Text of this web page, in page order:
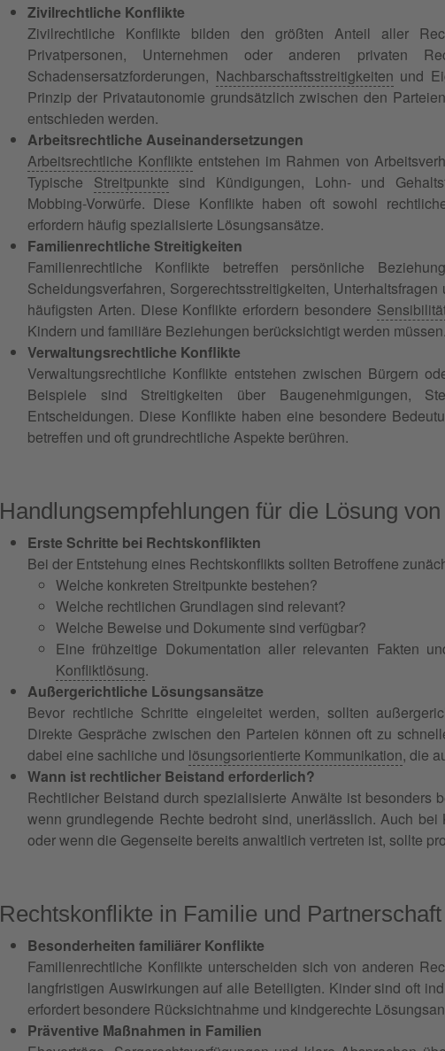
Zivilrechtliche Konflikte
Zivilrechtliche Konflikte bilden den größten Anteil aller
Privatpersonen, Unternehmen oder anderen privaten
Schadensersatzforderungen, Nachbarschaftsstreitigkeiten und
Prinzip der Privatautonomie grundsätzlich zwischen den
entschieden werden.
Arbeitsrechtliche Auseinandersetzungen
Arbeitsrechtliche Konflikte entstehen im Rahmen von
Typische Streitpunkte sind Kündigungen, Lohn- und
Mobbing-Vorwürfe. Diese Konflikte haben oft sowohl
erfordern häufig spezialisierte Lösungsansätze.
Familienrechtliche Streitigkeiten
Familienrechtliche Konflikte betreffen persönliche
Scheidungsverfahren, Sorgerechtsstreitigkeiten,
häufigsten Arten. Diese Konflikte erfordern besondere
Kindern und familiäre Beziehungen berücksichtigt werden müssen.
Verwaltungsrechtliche Konflikte
Verwaltungsrechtliche Konflikte entstehen zwischen Bürgern
Beispiele sind Streitigkeiten über Baugenehmigungen,
Entscheidungen. Diese Konflikte haben eine besondere
betreffen und oft grundrechtliche Aspekte berühren.
Handlungsempfehlungen für die Lösung
Erste Schritte bei Rechtskonflikten
Bei der Entstehung eines Rechtskonflikts sollten Betroffene
Welche konkreten Streitpunkte bestehen?
Welche rechtlichen Grundlagen sind relevant?
Welche Beweise und Dokumente sind verfügbar?
Eine frühzeitige Dokumentation aller relevanten Fakten
Konfliktlösung.
Außergerichtliche Lösungsansätze
Bevor rechtliche Schritte eingeleitet werden, sollten
Direkte Gespräche zwischen den Parteien können oft zu
dabei eine sachliche und lösungsorientierte Kommunikation, die
Wann ist rechtlicher Beistand erforderlich?
Rechtlicher Beistand durch spezialisierte Anwälte ist besonders
wenn grundlegende Rechte bedroht sind, unerlässlich. Auch
oder wenn die Gegenseite bereits anwaltlich vertreten ist, sollte
Rechtskonflikte in Familie und Partnerschaft
Besonderheiten familiärer Konflikte
Familienrechtliche Konflikte unterscheiden sich von anderen
langfristigen Auswirkungen auf alle Beteiligten. Kinder sind oft
erfordert besondere Rücksichtnahme und kindgerechte
Präventive Maßnahmen in Familien